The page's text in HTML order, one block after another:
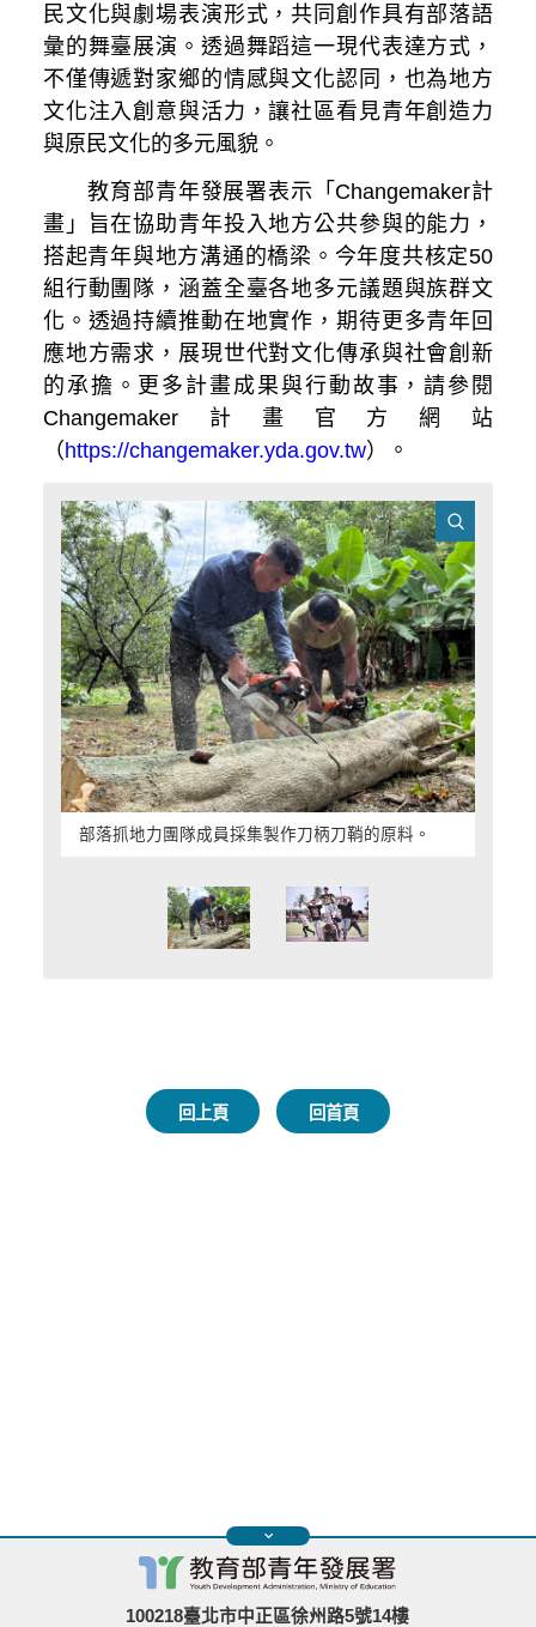
民文化與劇場表演形式，共同創作具有部落語
彙的舞臺展演。透過舞蹈這一現代表達方式，
不僅傳遞對家鄉的情感與文化認同，也為地方
文化注入創意與活力，讓社區看見青年創造力
與原民文化的多元風貌。
教育部青年發展署表示「Changemaker計
畫」旨在協助青年投入地方公共參與的能力，
搭起青年與地方溝通的橋梁。今年度共核定50
組行動團隊，涵蓋全臺各地多元議題與族群文
化。透過持續推動在地實作，期待更多青年回
應地方需求，展現世代對文化傳承與社會創新
的承擔。更多計畫成果與行動故事，請參閱
Changemaker計畫官方網站
（https://changemaker.yda.gov.tw）。
部落抓地力團隊成員採集製作刀柄刀鞘的原料。
回上頁 回首頁
100218臺北市中正區徐州路5號14樓